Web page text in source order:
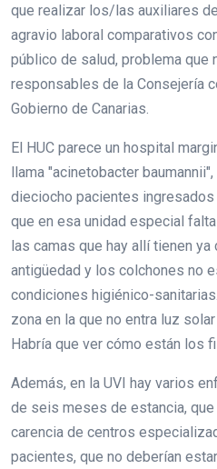
que realizar los/las auxiliares
agravio laboral comparativos
público de salud, problema que
responsables de la Consejería
Gobierno de Canarias.
El HUC parece un hospital
llama "acinetobacter
dieciocho pacientes ingresados
que en esa unidad especial
las camas que hay allí tienen
antigüedad y los colchones no
condiciones higiénico-
zona en la que no entra luz
Habría que ver cómo están los
Además, en la UVI hay varios
de seis meses de estancia,
carencia de centros
pacientes, que no deberían